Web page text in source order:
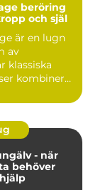
och själ
är en lugn
av
klassiska
kombineras
- när
behöver